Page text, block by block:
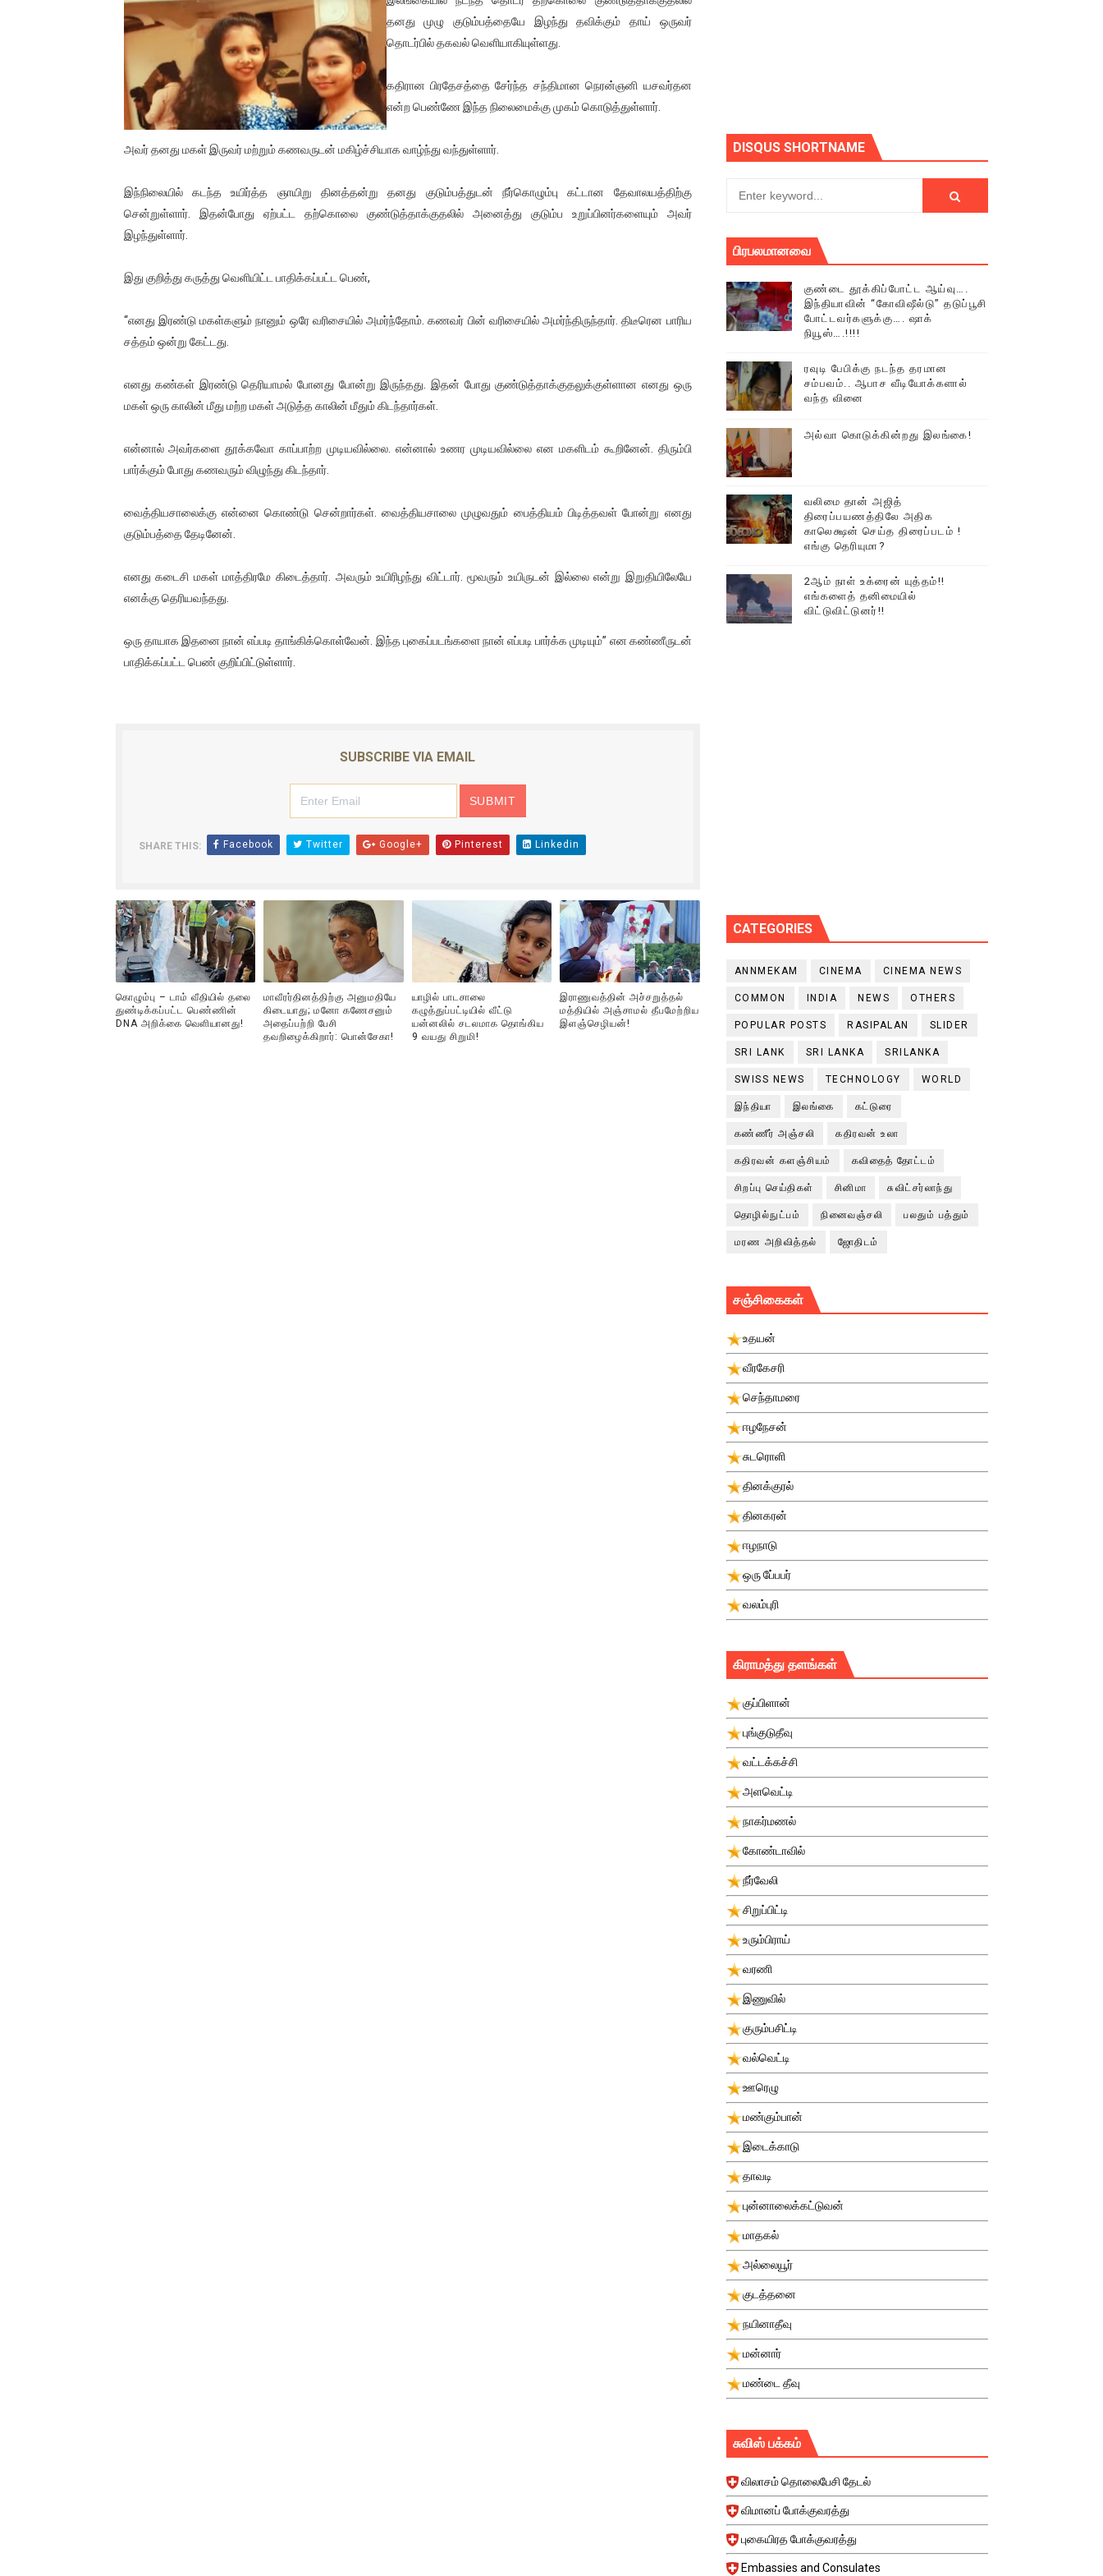
01/11/2021 Scotland ல் நடைபெறும் கண்டனப் போராட்டத்திற்கு கலந்துகொள்ளுமாறு அன்புரிமையோடு அழைக்கின்றோம்.
பாலச்சந்திரன் மற்றும் தன்னிடம் படித்த மாணவர்கள் தொடர்பில் நாடாளுமன்றத்தில் பகிரங்க கேள்வி
பிரிட்டனால் கடத்தப்படும் நிலையில் இலங்கைத் தமிழ் குடும்பம்!! நடந்தது என்ன
வர்ராரு...வர்ராரு... அண்ணாத்த : ரஜினிக்காக இலங்கை பாடலாசிரியர் வெளியிட்ட...
தடுப்பூசியை பெற்றுக் கொள்ளக் கூடிய இடங்கள்...
பிரபல நடிகை தூக்கிட்டு தற்கொலை!
வடிவேலுவுக்கு நீதிமன்றம் விதித்துள்ள அதிரடி உத்தரவு!
தியாகதீபம் லெப்.கேணல் திலீபன், கேணல் சங்கர் ஆகியோரின் நினைவெழுச்சி நாள் - 26.09.2021 சுவிஸ் (செய்தியும்,படங்களும்..)
ஐ.நா முன்றலில் சீரற்ற காலநிலையிலும் தமிழின அழிப்பிற்கு நீதி கேட்டு நடைபெற்ற கவனயீர்ப்புப் போராட்டத்தில் திரண்ட தமிழ்மக்கள்!!
ஜனாதிபதி ஐக்கிய நாடுகளின் பொதுச் சபை கூட்டத்தில் இன்று உரை
வலிமை தான் அஜித் திரைப்பயணத்திலே அதிக காலெக்ஷன் செய்த திரைப்படம் ! எங்கு தெரியுமா?
தனது முழு குடும்பத்தையே இழந்து தவிக்கும் தாய் ஒருவர்
தொடர்பில் தகவல் வெளியாகியுள்ளது.
கதிரான பிரதேசத்தை சேர்ந்த சந்திமான நெரன்ஞனி யசவர்தன
என்ற பெண்ணே இந்த நிலைமைக்கு முகம் கொடுத்துள்ளார்.
அவர் தனது மகள் இருவர் மற்றும் கணவருடன் மகிழ்ச்சியாக வாழ்ந்து வந்துள்ளார்.
இந்நிலையில் கடந்த உயிர்த்த ஞாயிறு தினத்தன்று தனது குடும்பத்துடன் நீர்கொழும்பு கட்டான தேவாலயத்திற்கு
சென்றுள்ளார். இதன்போது ஏற்பட்ட தற்கொலை குண்டுத்தாக்குதலில் அனைத்து குடும்ப உறுப்பினர்களையும் அவர்
இழந்துள்ளார்.
இது குறித்து கருத்து வெளியிட்ட பாதிக்கப்பட்ட பெண்,
“எனது இரண்டு மகள்களும் நானும் ஒரே வரிசையில் அமர்ந்தோம். கணவர் பின் வரிசையில் அமர்ந்திருந்தார். திடீரென பாரிய
சத்தம் ஒன்று கேட்டது.
எனது கண்கள் இரண்டு தெரியாமல் போனது போன்று இருந்தது. இதன் போது குண்டுத்தாக்குதலுக்குள்ளான எனது ஒரு
மகள் ஒரு காலின் மீது மற்ற மகள் அடுத்த காலின் மீதும் கிடந்தார்கள்.
என்னால் அவர்களை தூக்கவோ காப்பாற்ற முடியவில்லை. என்னால் உணர முடியவில்லை என மகளிடம் கூறினேன். திரும்பி
பார்க்கும் போது கணவரும் விழுந்து கிடந்தார்.
வைத்தியசாலைக்கு என்னை கொண்டு சென்றார்கள். வைத்தியசாலை முழுவதும் பைத்தியம் பிடித்தவள் போன்று எனது
குடும்பத்தை தேடினேன்.
எனது கடைசி மகள் மாத்திரமே கிடைத்தார். அவரும் உயிரிழந்து விட்டார். மூவரும் உயிருடன் இல்லை என்று இறுதியிலேயே
எனக்கு தெரியவந்தது.
ஒரு தாயாக இதனை நான் எப்படி தாங்கிக்கொள்வேன். இந்த புகைப்படங்களை நான் எப்படி பார்க்க முடியும்” என கண்ணீருடன்
பாதிக்கப்பட்ட பெண் குறிப்பிட்டுள்ளார்.
SUBSCRIBE VIA EMAIL
SHARE THIS: Facebook Twitter Google+ Pinterest Linkedin
கொழும்பு – டாம் வீதியில் தலை
துண்டிக்கப்பட்ட பெண்ணின்
DNA அறிக்கை வௌியானது!
மாவீரர்தினத்திற்கு அனுமதியே
கிடையாது; மனோ கணேசனும்
அதைப்பற்றி பேசி
தவறிழைக்கிறார்: பொன்சேகா!
யாழில் பாடசாலை
கழுத்துப்பட்டியில் வீட்டு
யன்னலில் சடலமாக தொங்கிய
9 வயது சிறுமி!
இராணுவத்தின் அச்சறுத்தல்
மத்தியில் அஞ்சாமல் தீபமேற்றிய
இளஞ்செழியன்!
DISQUS SHORTNAME
பிரபலமானவை
குண்டை தூக்கிப்போட்ட ஆய்வு….
இந்தியாவின் “கோவிஷீல்டு” தடுப்பூசி
போட்டவர்களுக்கு…. ஷாக்
நியூஸ்….!!!!
ரவுடி பேபிக்கு நடந்த தரமான
சம்பவம்.. ஆபாச வீடியோக்களால்
வந்த வினை
அல்வா கொடுக்கின்றது இலங்கை!
வலிமை தான் அஜித்
திரைப்பயணத்திலே அதிக
காலெக்ஷன் செய்த திரைப்படம் !
எங்கு தெரியுமா?
2ஆம் நாள் உக்ரைன் யுத்தம்!!
எங்களைத் தனிமையில்
விட்டுவிட்டுனர்!!
CATEGORIES
ANNMEKAM CINEMA CINEMA NEWS
COMMON INDIA NEWS OTHERS
POPULAR POSTS RASIPALAN SLIDER
SRI LANK SRI LANKA SRILANKA
SWISS NEWS TECHNOLOGY WORLD
இந்தியா இலங்கை கட்டுரை
கண்ணீர் அஞ்சலி கதிரவன் உலா
கதிரவன் களஞ்சியம் கவிதைத் தோட்டம்
சிறப்பு செய்திகள் சினிமா சுவிட்சர்லாந்து
தொழில்நுட்பம் நினைவஞ்சலி பலதும் பத்தும்
மரண அறிவித்தல் ஜோதிடம்
சஞ்சிகைகள்
உதயன்
வீரகேசரி
செந்தாமரை
ஈழநேசன்
சுடரொளி
தினக்குரல்
தினகரன்
ஈழநாடு
ஒரு பே்பபர்
வலம்புரி
கிராமத்து தளங்கள்
குப்பிளான்
புங்குடுதீவு
வட்டக்கச்சி
அளவெட்டி
நாகர்மணல்
கோண்டாவில்
நீர்வேலி
சிறுப்பிட்டி
உரும்பிராய்
வரணி
இணுவில்
குரும்பசிட்டி
வல்வெட்டி
ஊரெழு
மண்கும்பான்
இடைக்காடு
தாவடி
புன்னாலைக்கட்டுவன்
மாதகல்
அல்லையூர்
குடத்தனை
நயினாதீவு
மன்னார்
மண்டை தீவு
சுவிஸ் பக்கம்
விலாசம் தொலைபேசி தேடல்
விமானப் போக்குவரத்து
புகையிரத போக்குவரத்து
Embassies and Consulates